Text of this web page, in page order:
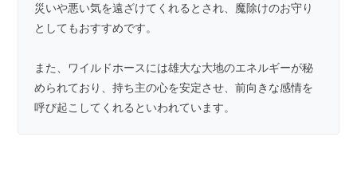
災いや悪い気を遠ざけてくれるとされ、魔除けのお守り
としてもおすすめです。
また、ワイルドホースには雄大な大地のエネルギーが秘
められており、持ち主の心を安定させ、前向きな感情を
呼び起こしてくれるといわれています。